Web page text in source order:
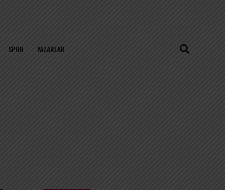
SPOR YAZARLAR